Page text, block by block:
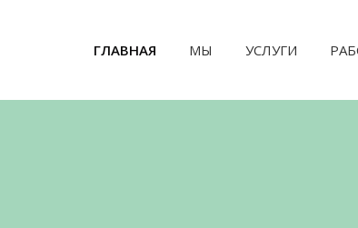
ГЛАВНАЯ (CURRENT)
МЫ УСЛУГИ